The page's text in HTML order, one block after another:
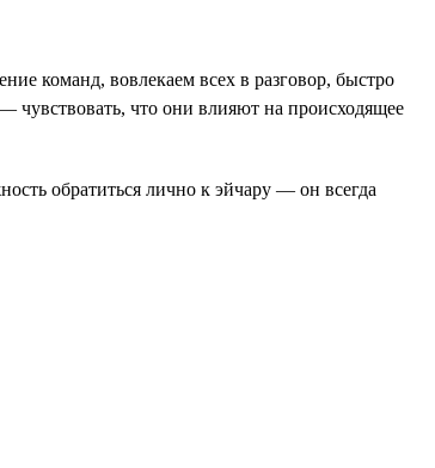
команд, вовлекаем всех в разговор, быстро
что они влияют на происходящее
обратиться лично к эйчару — он всегда